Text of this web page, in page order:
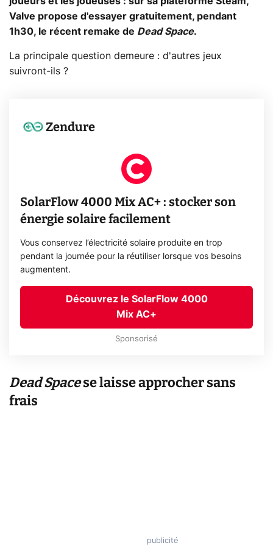
Valve propose d'essayer gratuitement, pendant
1h30, le récent remake de Dead Space.
La principale question demeure : d'autres jeux
suivront-ils ?
Zendure
SolarFlow 4000 Mix AC+ : stocker son
énergie solaire facilement
Vous conservez l’électricité solaire produite en trop
pendant la journée pour la réutiliser lorsque vos besoins
augmentent.
Découvrez le SolarFlow 4000
Mix AC+
Sponsorisé
Dead Spacese laisse approcher sans
frais